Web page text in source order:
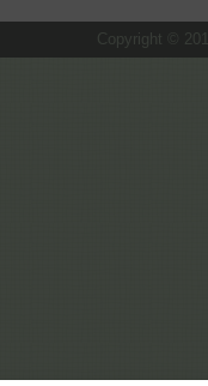
Copyright ©